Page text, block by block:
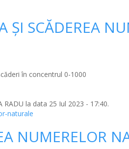
ȘI SCĂDEREA
în concentrul 0-1000
RADU la data 25 Iul 2023 - 17:40.
NUMERELOR